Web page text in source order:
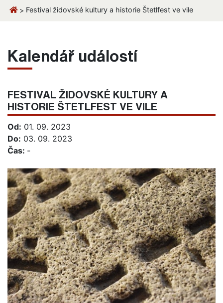
> Festival židovské kultury a historie Štetlfest ve vile
Kalendář událostí
FESTIVAL ŽIDOVSKÉ KULTURY A
HISTORIE ŠTETLFEST VE VILE
Od: 01. 09. 2023
Do: 03. 09. 2023
Čas: -